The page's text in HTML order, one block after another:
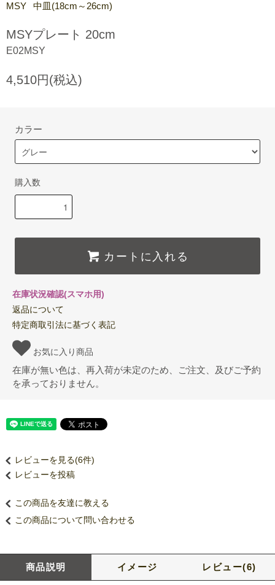
MSY 中皿(18cm～26cm)
MSYプレート 20cm
E02MSY
4,510円(税込)
カラー
購入数
カートに入れる
在庫状況確認(スマホ用)
返品について
特定商取引法に基づく表記
お気に入り商品
在庫が無い色は、再入荷が未定のため、ご注文、及びご予約
を承っておりません。
レビューを見る(6件)
レビューを投稿
この商品を友達に教える
この商品について問い合わせる
商品説明 イメージ レビュー(6)